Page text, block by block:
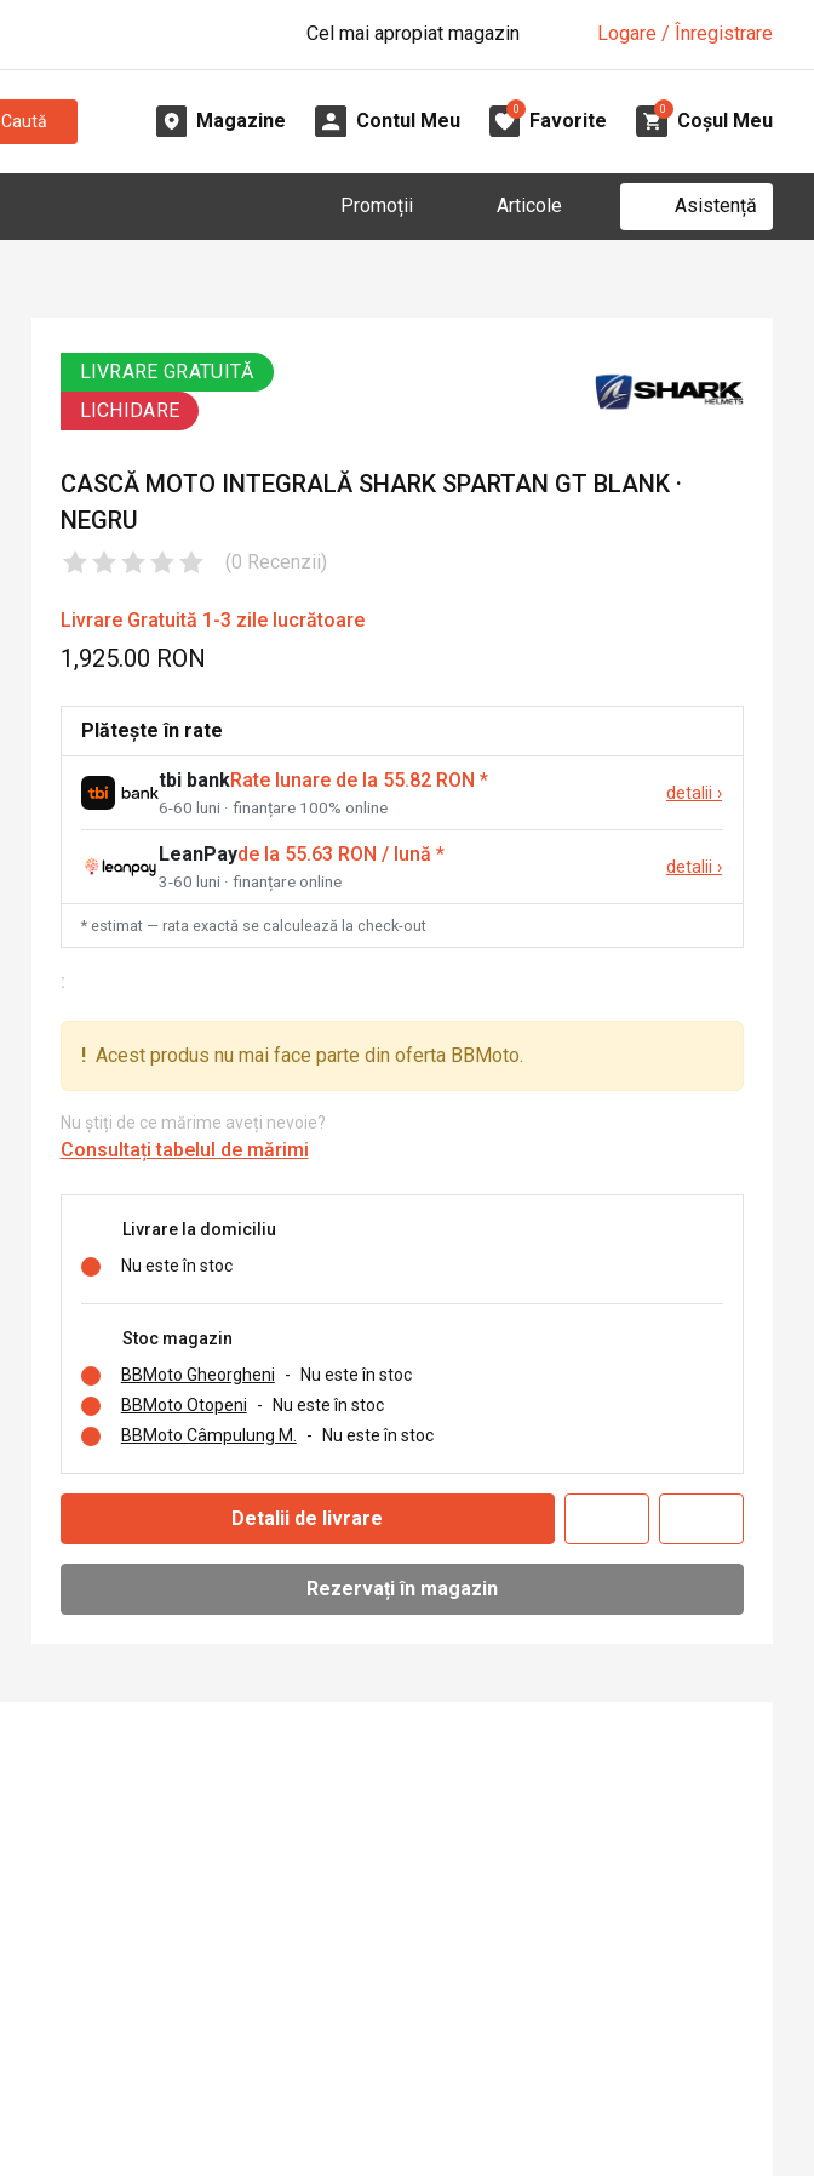
Cel mai apropiat magazin Logare / Înregistrare
Caută Magazine Contul Meu
0
Favorite
0
Coșul Meu
Promoții Articole Asistență
LIVRARE GRATUITĂ
LICHIDARE
CASCĂ MOTO INTEGRALĂ SHARK SPARTAN GT BLANK ·
NEGRU
(0 Recenzii)
Livrare Gratuită 1-3 zile lucrătoare
1,925.00 RON
Plătește în rate
tbi bankRate lunare de la 55.82 RON *
6-60 luni · finanțare 100% online
detalii ›
LeanPayde la 55.63 RON / lună *
3-60 luni · finanțare online
detalii ›
* estimat — rata exactă se calculează la check-out
:
! Acest produs nu mai face parte din oferta BBMoto.
Nu știți de ce mărime aveți nevoie?
Consultați tabelul de mărimi
Livrare la domiciliu
Nu este în stoc
Stoc magazin
BBMoto Gheorgheni
-
Nu este în stoc
BBMoto Otopeni
-
Nu este în stoc
BBMoto Câmpulung M.
- Nu este în stoc
Detalii de livrare
Rezervați în magazin